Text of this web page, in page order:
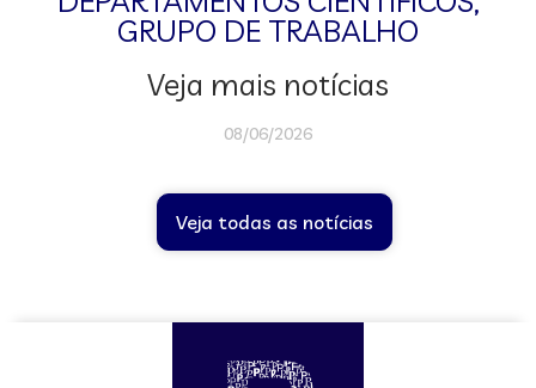
GRUPO DE TRABALHO
Veja mais notícias
08/06/2026
Veja todas as notícias